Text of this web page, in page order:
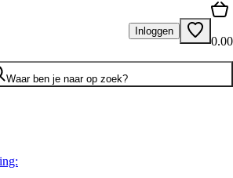
Inloggen
0.00
Waar ben je naar op zoek?